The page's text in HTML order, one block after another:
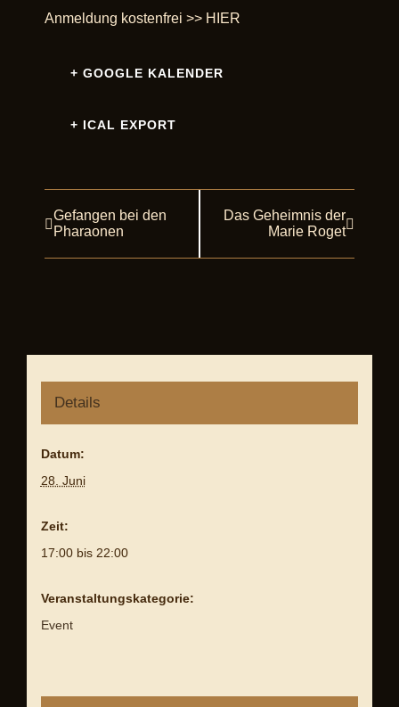
Anmeldung kostenfrei >> HIER
+ GOOGLE KALENDER
+ ICAL EXPORT
Veranstaltung
Gefangen bei den
Pharaonen
Das Geheimnis der
Marie Roget
Details
Datum:
28. Juni
Zeit:
17:00 bis 22:00
Veranstaltungskategorie:
Event